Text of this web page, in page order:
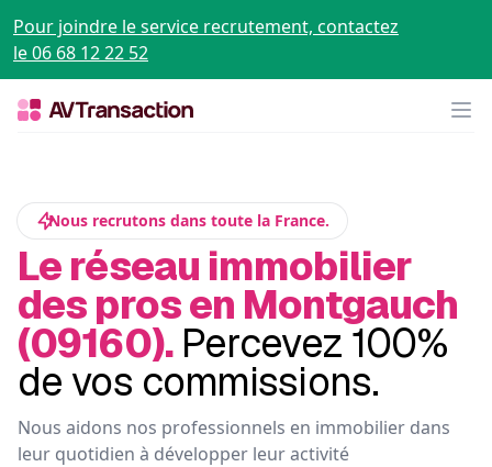
Pour joindre le service recrutement, contactez
le 06 68 12 22 52
Nous recrutons dans toute la France.
Le réseau immobilier
des pros en Montgauch
(09160). Percevez 100%
de vos commissions.
Nous aidons nos professionnels en immobilier dans
leur quotidien à développer leur activité